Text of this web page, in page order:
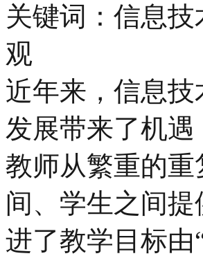
关键词：信息
观
近年来，信息
发展带来了机
教师从繁重的
间、学生之间
进了教学目标由